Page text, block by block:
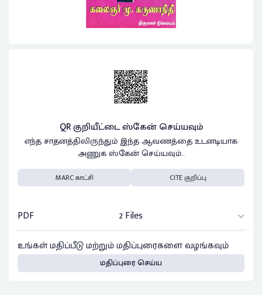
QR குறியீட்டை ஸ்கேன் செய்யவும்
எந்த சாதனத்திலிருந்தும் இந்த ஆவணத்தை உடனடியாக
அணுக ஸ்கேன் செய்யவும்..
MARC காட்சி CITE குறிப்பு
PDF
2 Files
உங்கள் மதிப்பீடு மற்றும் மதிப்புரைகளை வழங்கவும்
மதிப்புரை செய்ய